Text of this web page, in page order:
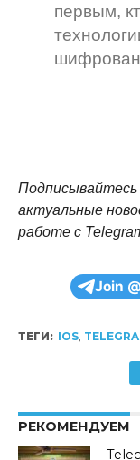
первым,
Подписывайтесь
актуальные
работе с
Join
ТЕГИ: IOS,
РЕКОМЕНДУЕМ